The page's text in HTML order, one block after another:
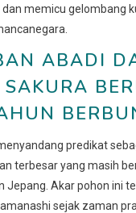
memicu gelombang
ABADI
predikat
terbesar yang masih
Jepang. Akar pohon ini
sejak zaman